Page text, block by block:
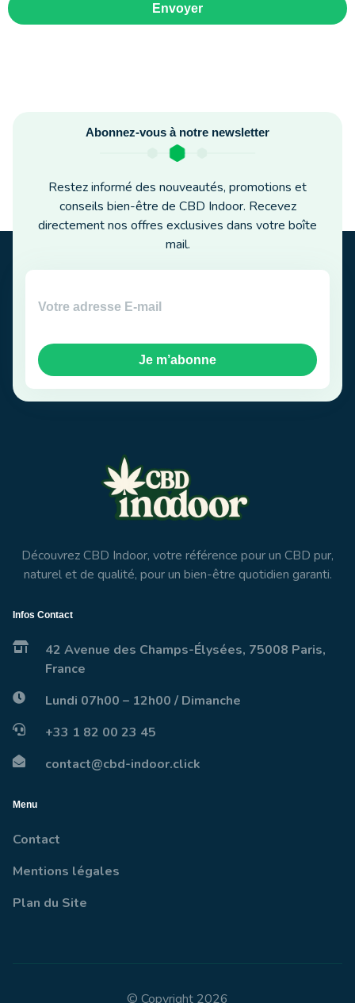
Envoyer
Abonnez-vous à notre newsletter
Restez informé des nouveautés, promotions et
conseils bien-être de CBD Indoor. Recevez
directement nos offres exclusives dans votre boîte
mail.
Je m’abonne
Découvrez CBD Indoor, votre référence pour un CBD pur,
naturel et de qualité, pour un bien-être quotidien garanti.
Infos Contact
42 Avenue des Champs-Élysées, 75008 Paris,
France
Lundi 07h00 – 12h00 / Dimanche
+33 1 82 00 23 45
contact@cbd-indoor.click
Menu
Contact
Mentions légales
Plan du Site
© Copyright 2026